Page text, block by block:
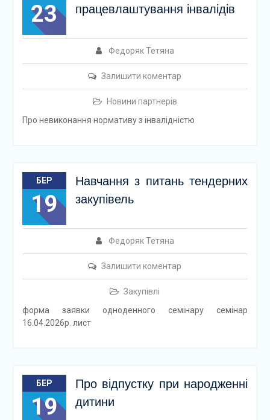
23
працевлаштування інвалідів
Федоряк Тетяна
Залишити коментар
Новини партнерів
Про невиконання нормативу з інвалідністю
БЕР
19
Навчання з питань тендерних
закупівель
Федоряк Тетяна
Залишити коментар
Закупівлі
форма заявки одноденного семінару семінар
16.04.2026р. лист
БЕР
19
Про відпустку при народженні
дитини